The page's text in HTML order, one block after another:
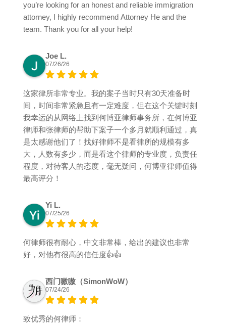
you’re looking for an honest and reliable immigration
attorney, I highly recommend Attorney He and the
team. Thank you for all your help!
Joe L.
07/26/26
这家律所非常专业。我的案子当时只有30天准备时
间，时间非常紧急且有一定难度，但在这个关键时刻
我幸运的从网络上找到何博亚律师事务所，在何博亚
律师和张律师的帮助下案子一个多月就顺利通过，真
是太感谢他们了！找好律师不是看律所的规模有多
大，人数有多少，而是看这个律师的专业度，负责任
程度，对待客人的态度，毫无疑问，何博亚律师值得
最高评分！
Yi L.
07/25/26
何律师很有耐心，中文非常棒，给出的建议也非常
好，对他有很高的信任度👍👍
西门嗷嗷（SimonWoW）
07/24/26
致优秀的何律师：